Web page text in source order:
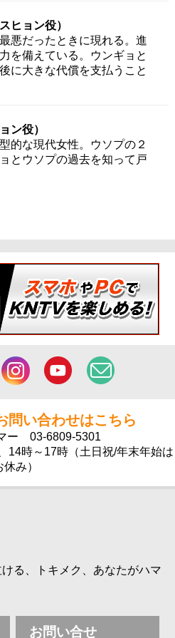
ヒョン役）
悪だったときに現れる。進
を備えている。ウンギョと
に大きな代償を支払うこと
ン役）
的な現代女性。ウソプの２
とウソプの過去を知って戸
問い合わせはこちら
ー 03-6809-5301
14時～17時（土日祝/年末年始は
休み）
る、トキメク、あなたがハマ
お問い合せ